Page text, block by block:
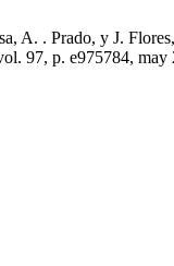
A. . Prado, y J.
97, p. e975784, may